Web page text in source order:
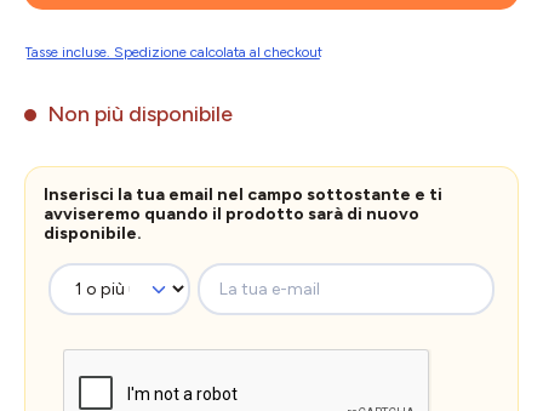
Tasse incluse. Spedizione calcolata al checkout
Non più disponibile
Inserisci la tua email nel campo sottostante e ti
avviseremo quando il prodotto sarà di nuovo
disponibile.
La tua e-mail